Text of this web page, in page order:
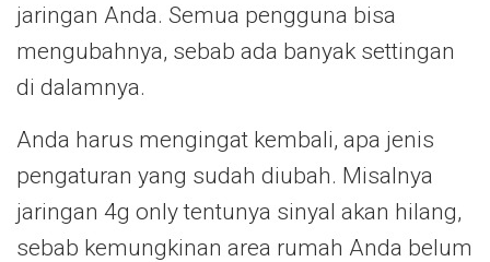
jaringan Anda. Semua pengguna bisa
mengubahnya, sebab ada banyak settingan
di dalamnya.
Anda harus mengingat kembali, apa jenis
pengaturan yang sudah diubah. Misalnya
jaringan 4g only tentunya sinyal akan hilang,
sebab kemungkinan area rumah Anda belum